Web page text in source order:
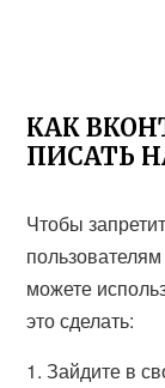
КАК
ПИСАТЬ
Чтобы
можете
это сделать:
1. Зайдите в